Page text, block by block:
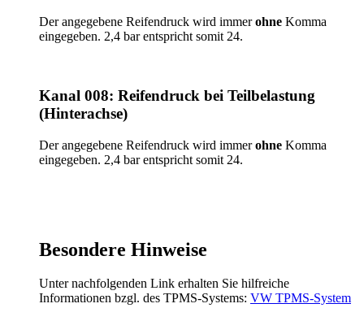
Der angegebene Reifendruck wird immerohne Komma
eingegeben. 2,4 bar entspricht somit 24.
Kanal 008: Reifendruck bei Teilbelastung
(Hinterachse)
Der angegebene Reifendruck wird immerohne Komma
eingegeben. 2,4 bar entspricht somit 24.
Besondere Hinweise
Unter nachfolgenden Link erhalten Sie hilfreiche
Informationen bzgl. des TPMS-Systems: VW TPMS-System